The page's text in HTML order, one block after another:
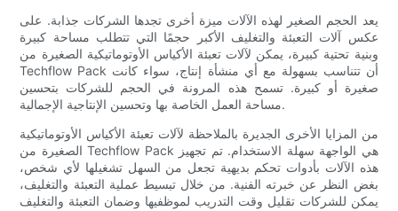
يعد الحجم الصغير لهذه الآلات ميزة أخرى تجدها الشركات جذابة. على
عكس آلات التعبئة والتغليف الأكبر حجمًا التي تتطلب مساحة كبيرة
وبنية تحتية كبيرة، يمكن لآلات تعبئة الأكياس الأوتوماتيكية الصغيرة من
Techflow Pack أن تتناسب بسهولة مع أي منشأة إنتاج، سواء كانت
صغيرة أو كبيرة. تسمح هذه المرونة في الحجم للشركات بتحسين
مساحة العمل الخاصة بها وتحسين الإنتاجية الإجمالية.
من المزايا الأخرى الجديرة بالملاحظة لآلات تعبئة الأكياس الأوتوماتيكية
الصغيرة من Techflow Pack هي الواجهة سهلة الاستخدام. تم تجهيز
هذه الآلات بأدوات تحكم بديهية تجعل من السهل تشغيلها لأي شخص،
بغض النظر عن خبرته الفنية. من خلال تبسيط عملية التعبئة والتغليف،
يمكن للشركات تقليل وقت التدريب لموظفيها وضمان التعبئة والتغليف